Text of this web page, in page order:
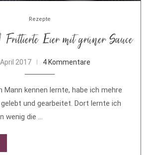
Rezepte
Frittierte Eier mit grüner Sauce
2017 4 Kommentare
Mann kennen lernte, habe ich mehre
und gearbeitet. Dort lernte ich
wenig die …